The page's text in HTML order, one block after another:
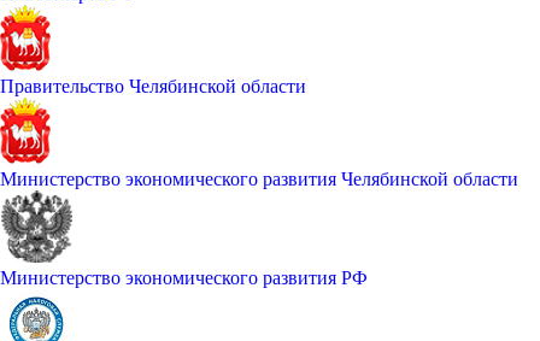
Правительство Челябинской области
Министерство экономического развития Челябинской области
Министерство экономического развития РФ